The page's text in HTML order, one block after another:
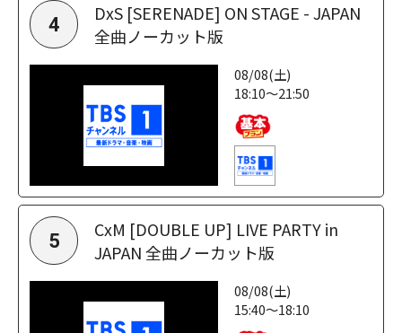
4
DxS [SERENADE] ON STAGE - JAPAN
全曲ノーカット版
08/08(土)
18:10～21:50
5
CxM [DOUBLE UP] LIVE PARTY in
JAPAN 全曲ノーカット版
08/08(土)
15:40～18:10